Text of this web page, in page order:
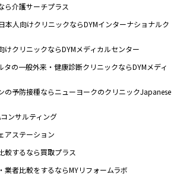
ら介護サーチプラス
本人向けクリニックならDYMインターナショナルク
けクリニックならDYMメディカルセンター
タの一般外来・健康診断クリニックならDYMメディ
の予防接種ならニューヨークのクリニックJapanese
ンサルティング
アステーション
較するなら買取プラス
業者比較をするならMYリフォームラボ